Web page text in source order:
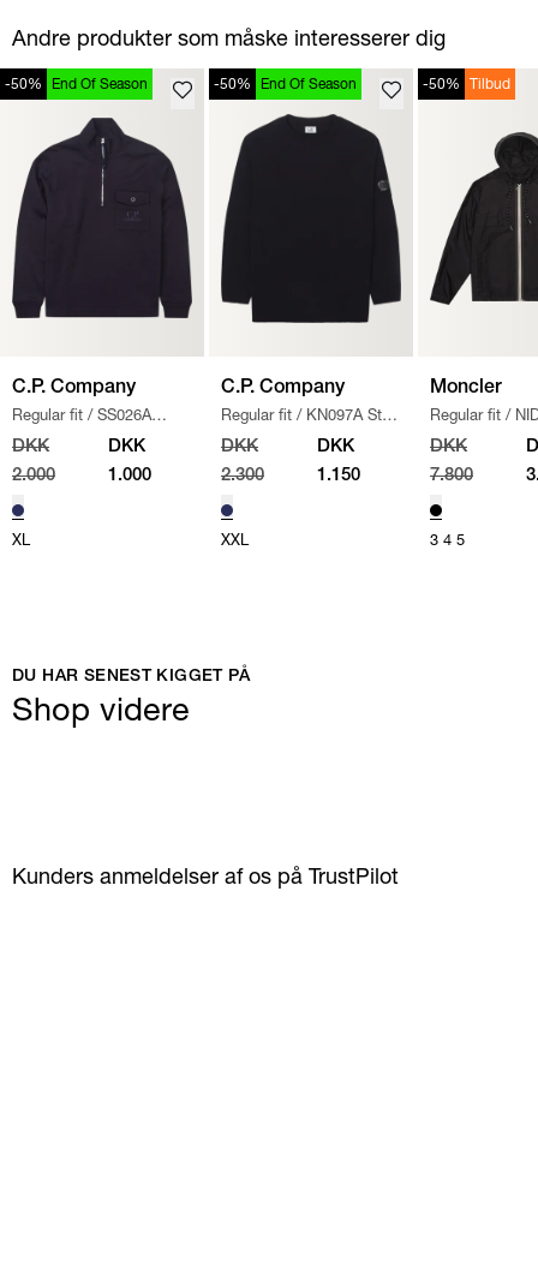
Andre produkter som måske interesserer dig
-50% End Of Season
C.P. Company
Regular fit / SS026A
005086W SWEATSHIRT
DKK
2.000
DKK
1.000
XL
-50% End Of Season
C.P. Company
Regular fit / KN097A Strik
/ NAVY
DKK
2.300
DKK
1.150
XXL
-50% Tilbud
Moncler
Regular fit /
JAKKE
SORT
DKK
7.800
3 4 5
DU HAR SENEST KIGGET PÅ
Shop videre
Kunders anmeldelser af os på TrustPilot